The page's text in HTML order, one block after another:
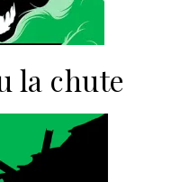
la chute